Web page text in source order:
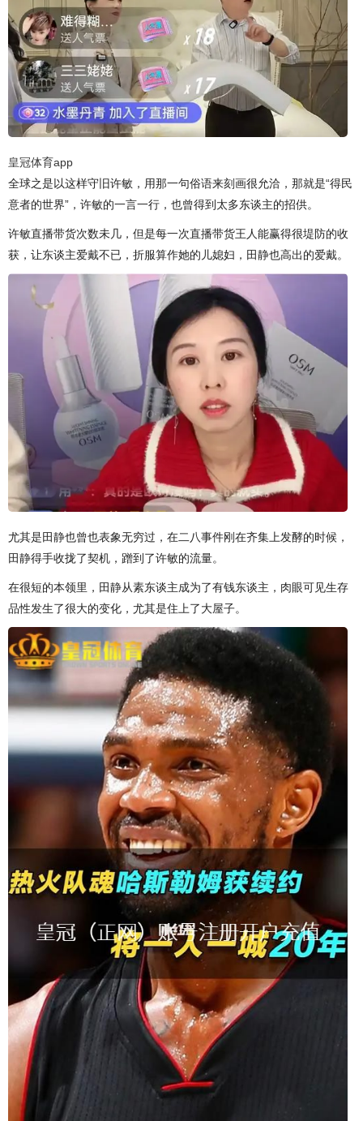
皇冠体育app
全球之是以这样守旧许敏，用那一句俗语来刻画很允洽，那就是“得民
意者的世界”，许敏的一言一行，也曾得到太多东谈主的招供。
许敏直播带货次数未几，但是每一次直播带货王人能赢得很堤防的收
获，让东谈主爱戴不已，折服算作她的儿媳妇，田静也高出的爱戴。
尤其是田静也曾也表象无穷过，在二八事件刚在齐集上发酵的时候，
田静得手收拢了契机，蹭到了许敏的流量。
在很短的本领里，田静从素东谈主成为了有钱东谈主，肉眼可见生存
品性发生了很大的变化，尤其是住上了大屋子。